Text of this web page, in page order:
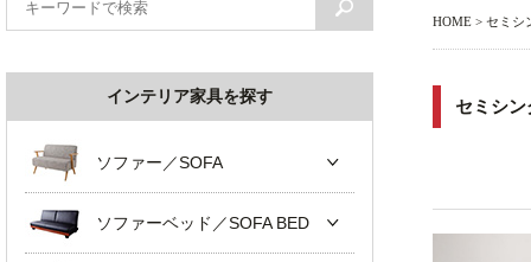
HOME > セミシ
セミシ
インテリア家具を探す
ソファー／SOFA
ソファーベッド／SOFA BED